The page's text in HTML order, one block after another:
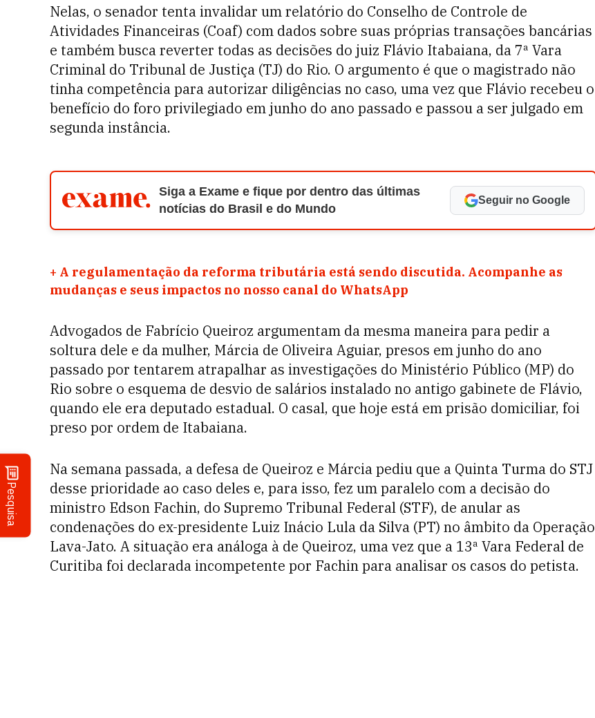
Pesquisa
Nelas, o senador tenta invalidar um relatório do Conselho de Controle de
Atividades Financeiras (Coaf) com dados sobre suas próprias transações bancárias
e também busca reverter todas as decisões do juiz Flávio Itabaiana, da 7ª Vara
Criminal do Tribunal de Justiça (TJ) do Rio. O argumento é que o magistrado não
tinha competência para autorizar diligências no caso, uma vez que Flávio recebeu o
benefício do foro privilegiado em junho do ano passado e passou a ser julgado em
segunda instância.
Siga a Exame e fique por dentro das últimas
notícias do Brasil e do Mundo
Seguir no Google
+ A regulamentação da reforma tributária está sendo discutida. Acompanhe as
mudanças e seus impactos no nosso canal do WhatsApp
Advogados de Fabrício Queiroz argumentam da mesma maneira para pedir a
soltura dele e da mulher, Márcia de Oliveira Aguiar, presos em junho do ano
passado por tentarem atrapalhar as investigações do Ministério Público (MP) do
Rio sobre o esquema de desvio de salários instalado no antigo gabinete de Flávio,
quando ele era deputado estadual. O casal, que hoje está em prisão domiciliar, foi
preso por ordem de Itabaiana.
Na semana passada, a defesa de Queiroz e Márcia pediu que a Quinta Turma do STJ
desse prioridade ao caso deles e, para isso, fez um paralelo com a decisão do
ministro Edson Fachin, do Supremo Tribunal Federal (STF), de anular as
condenações do ex-presidente Luiz Inácio Lula da Silva (PT) no âmbito da Operação
Lava-Jato. A situação era análoga à de Queiroz, uma vez que a 13ª Vara Federal de
Curitiba foi declarada incompetente por Fachin para analisar os casos do petista.